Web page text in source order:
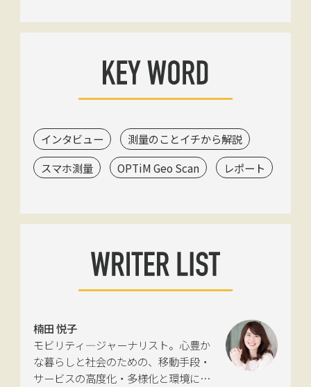
インタビュー
測量のことイチから解説
スマホ測量
OPTiM Geo Scan レポート
楠田 悦子
モビリティ―ジャーナリスト。心豊か
な暮らしと社会のための、移動手段・
サービスの高度化・多様化と環境につ